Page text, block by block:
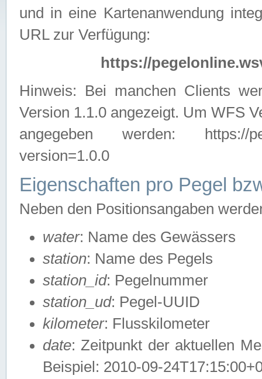
und in eine Kartenanwendung
URL zur Verfügung:
https://
Hinweis: Bei manchen Clients
Version 1.1.0 angezeigt. Um WFS
angegeben werden: https://
version=1.0.0
Eigenschaften pro Pegel
Neben den Positionsangaben
water: Name des Gewässers
station: Name des Pegels
station_id: Pegelnummer
station_ud: Pegel-UUID
kilometer: Flusskilometer
date: Zeitpunkt der aktuellen
Beispiel: 2010-09-